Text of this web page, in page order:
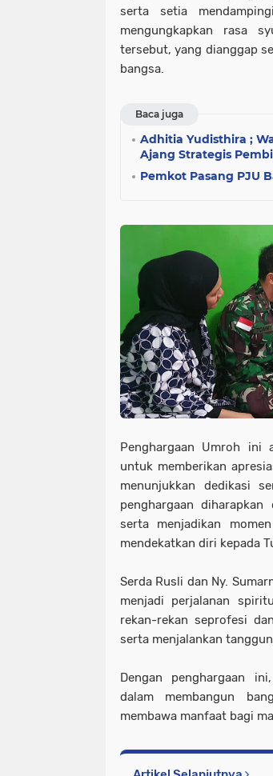
serta setia
mengungkapkan rasa
tersebut, yang dianggap
bangsa.
Baca juga
Adhitia Yudisthira ;
Ajang Strategis
Pemkot Pasang PJU
Penghargaan Umroh ini
untuk memberikan
menunjukkan dedikasi
penghargaan
serta menjadikan
mendekatkan diri kepada
Serda Rusli dan Ny.
menjadi perjalanan
rekan-rekan seprofesi
serta menjalankan
Dengan penghargaan
dalam membangun
membawa manfaat bagi